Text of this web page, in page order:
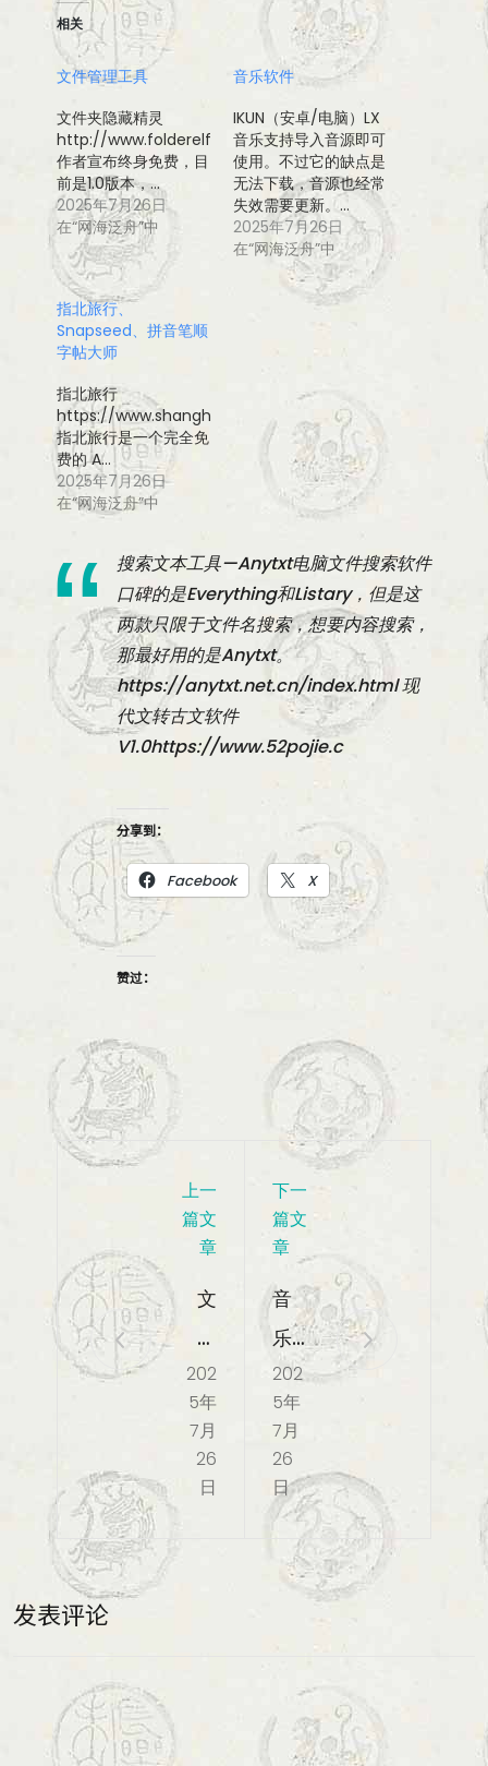
相关
文件管理工具
文件夹隐藏精灵
http://www.folderelf.com/
作者宣布终身免费，目
前是1.0版本，…
2025年7月26日
在“网海泛舟”中
音乐软件
IKUN（安卓/电脑）LX
音乐支持导入音源即可
使用。不过它的缺点是
无法下载，音源也经常
失效需要更新。…
2025年7月26日
在“网海泛舟”中
指北旅行、
Snapseed、拼音笔顺
字帖大师
指北旅行
https://www.shanghaiqutaoli.com/
指北旅行是一个完全免
费的 A…
2025年7月26日
在“网海泛舟”中
搜索文本工具—Anytxt电脑文件搜索软件
口碑的是Everything和Listary，但是这
两款只限于文件名搜索，想要内容搜索，
那最好用的是Anytxt。
https://anytxt.net.cn/index.html 现
代文转古文软件
V1.0https://www.52pojie.c
分享到：
Facebook X
赞过：
上一
篇文
章
文
件
管
理
工
具
202
5年
7月
26
日
下一
篇文
章
音
乐
软
件
202
5年
7月
26
日
发表评论